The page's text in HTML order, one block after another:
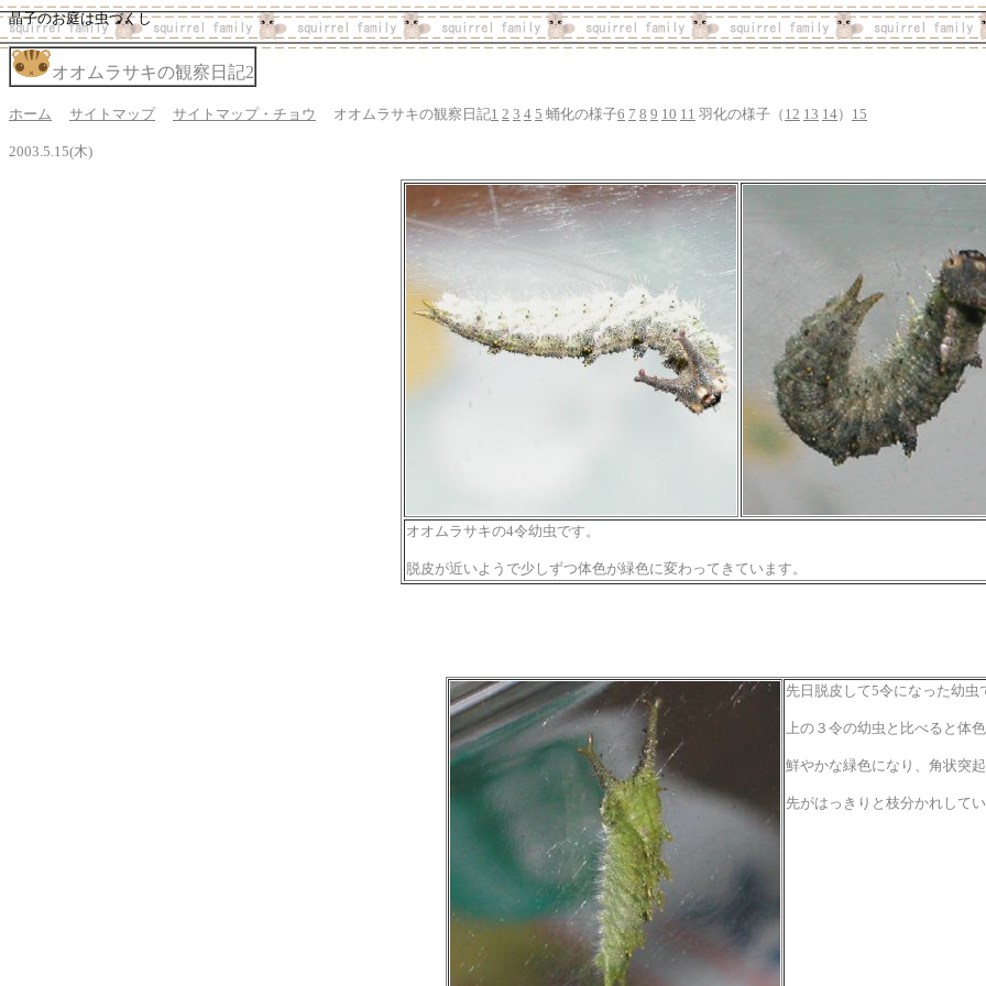
晶子のお庭は虫づくし
オオムラサキの観察日記2
ホーム サイトマップ サイトマップ・チョウ オオムラサキの観察日記1 2 3 4 5 蛹化の様子6 7 8 9 10 11 羽化の様子（ 12 13 14） 15
2003.5.15(木)
オオムラサキの4令幼虫です。
脱皮が近いようで少しずつ体色が緑色に変わってきています。
先日脱皮して5令になった幼虫
上の３令の幼虫と比べると体
鮮やかな緑色になり、角状突
先がはっきりと枝分かれしてい